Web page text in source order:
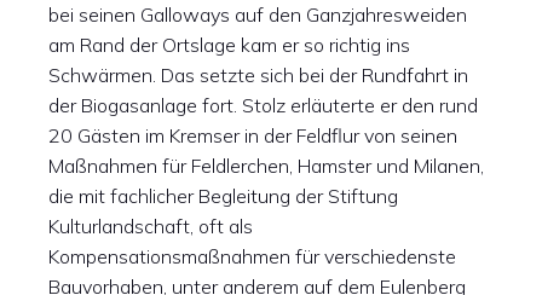
bei seinen Galloways auf den Ganzjahresweiden
am Rand der Ortslage kam er so richtig ins
Schwärmen. Das setzte sich bei der Rundfahrt in
der Biogasanlage fort. Stolz erläuterte er den rund
20 Gästen im Kremser in der Feldflur von seinen
Maßnahmen für Feldlerchen, Hamster und Milanen,
die mit fachlicher Begleitung der Stiftung
Kulturlandschaft, oft als
Kompensationsmaßnahmen für verschiedenste
Bauvorhaben, unter anderem auf dem Eulenberg